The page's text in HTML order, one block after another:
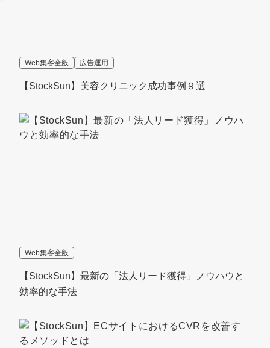
Web集客全般 広告運用
【StockSun】美容クリニック成功事例９選
Web集客全般
【StockSun】最新の「法人リード獲得」ノウハウと
効率的な手法